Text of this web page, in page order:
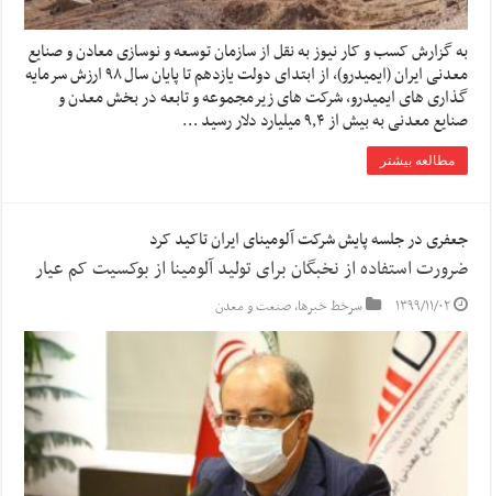
به گزارش کسب و کار نیوز به نقل از سازمان توسعه و نوسازی معادن و صنایع
معدنی ایران (ایمیدرو)،‌ از ابتدای دولت یازدهم تا پایان سال ۹۸ ارزش سرمایه
گذاری های ایمیدرو، شرکت های زیرمجموعه و تابعه در بخش معدن و
صنایع معدنی به بیش از ۹٫۴ میلیارد دلار رسید …
مطالعه بیشتر
جعفری در جلسه پایش شرکت آلومینای ایران تاکید کرد
ضرورت استفاده از نخبگان برای تولید آلومینا از بوکسیت کم عیار
۱۳۹۹/۱۱/۰۲ سرخط خبرها,صنعت و معدن